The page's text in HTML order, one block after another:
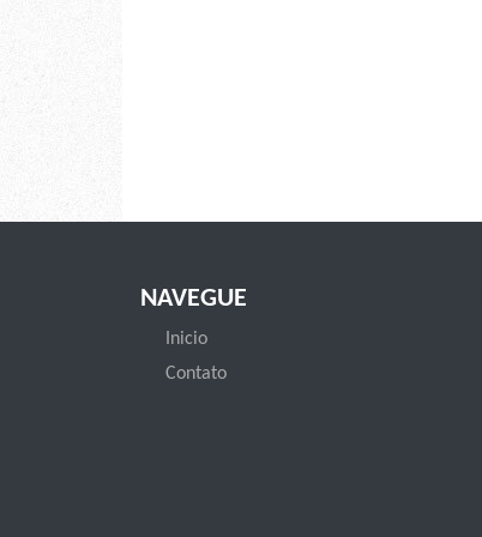
NAVEGUE
Inicio
Contato